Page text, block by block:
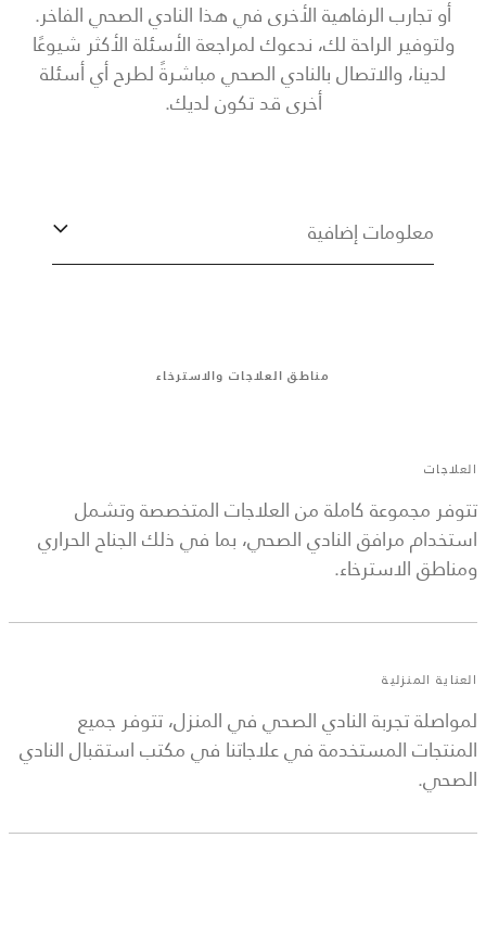
أو تجارب الرفاهية الأخرى في هذا النادي الصحي الفاخر.
ولتوفير الراحة لك، ندعوك لمراجعة الأسئلة الأكثر شيوعًا
لدينا، والاتصال بالنادي الصحي مباشرةً لطرح أي أسئلة
أخرى قد تكون لديك.
معلومات إضافية
مناطق العلاجات والاسترخاء
العلاجات
تتوفر مجموعة كاملة من العلاجات المتخصصة وتشمل
استخدام مرافق النادي الصحي، بما في ذلك الجناح الحراري
ومناطق الاسترخاء.
العناية المنزلية
لمواصلة تجربة النادي الصحي في المنزل، تتوفر جميع
المنتجات المستخدمة في علاجاتنا في مكتب استقبال النادي
الصحي.